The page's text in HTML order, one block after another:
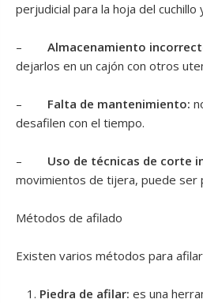
perjudicial para la hoja del
–Almacenamiento
dejarlos en un cajón con otros
– Falta de mantenimiento:
desafilen con el tiempo.
– Uso de técnicas de corte
movimientos de tijera, puede ser
Métodos de afilado
Existen varios métodos para
Piedra de afilar: es una